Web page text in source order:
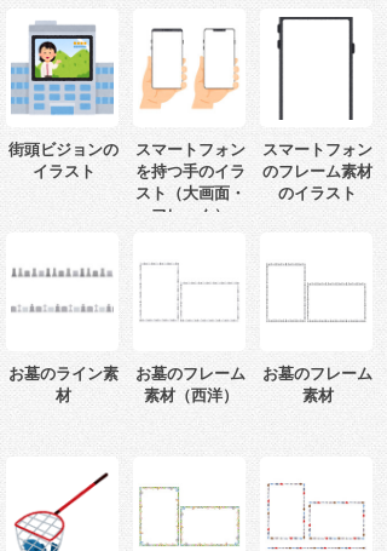
街頭ビジョンの
イラスト
スマートフォン
を持つ手のイラ
スト（大画面・
フレーム）
スマートフォン
のフレーム素材
のイラスト
お墓のライン素
材
お墓のフレーム
素材（西洋）
お墓のフレーム
素材